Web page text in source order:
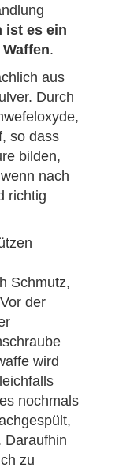
ist es ein
.
aus
Durch
so dass
bilden,
nach
richtig
Schmutz,
der
wird
nochmals
Daraufhin
zu